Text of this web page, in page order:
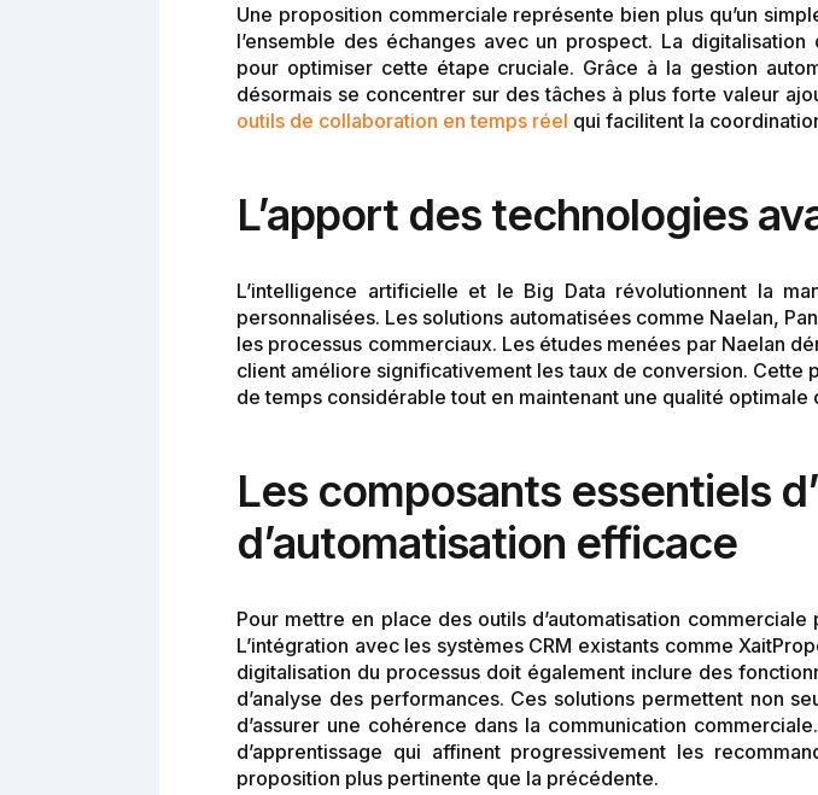
Une proposition commerciale représente bien plus qu’un
l’ensemble des échanges avec un prospect. La
pour optimiser cette étape cruciale. Grâce à la gestion
désormais se concentrer sur des tâches à plus forte valeur
outils de collaboration en temps réel qui facilitent la
L’apport des technologies
L’intelligence artificielle et le Big Data révolutionnent la
personnalisées. Les solutions automatisées comme Naelan,
les processus commerciaux. Les études menées par Naelan
client améliore significativement les taux de conversion. Cette
de temps considérable tout en maintenant une qualité optimale
Les composants essentiels
d’automatisation efficace
Pour mettre en place des outils d’automatisation
L’intégration avec les systèmes CRM existants comme
digitalisation du processus doit également inclure des
d’analyse des performances. Ces solutions permettent non
d’assurer une cohérence dans la communication
d’apprentissage qui affinent progressivement les
proposition plus pertinente que la précédente.